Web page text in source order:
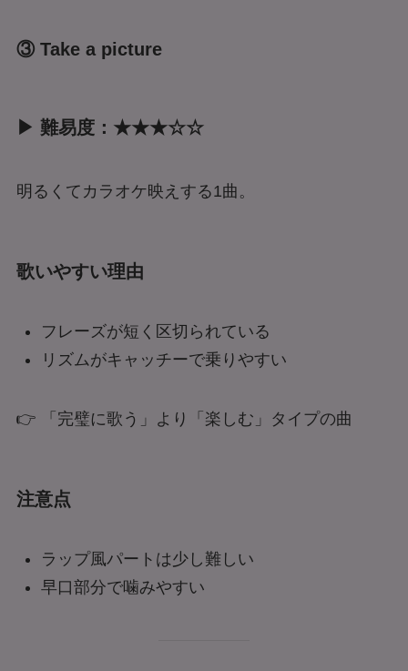
③ Take a picture
▶ 難易度：★★★☆☆
明るくてカラオケ映えする1曲。
歌いやすい理由
フレーズが短く区切られている
リズムがキャッチーで乗りやすい
👉 「完璧に歌う」より「楽しむ」タイプの曲
注意点
ラップ風パートは少し難しい
早口部分で噛みやすい